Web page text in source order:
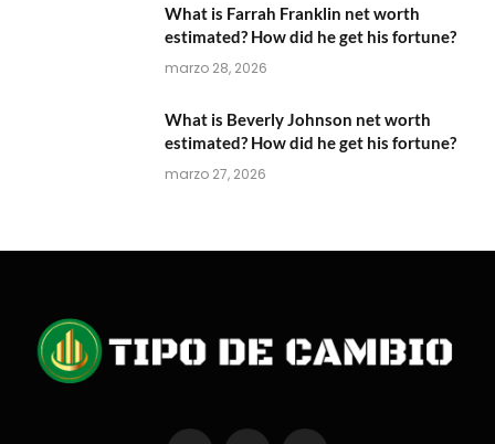
What is Farrah Franklin net worth
estimated? How did he get his fortune?
marzo 28, 2026
What is Beverly Johnson net worth
estimated? How did he get his fortune?
marzo 27, 2026